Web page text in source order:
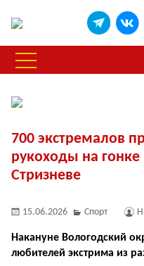
700 экстремалов
рукоходы на
Стризневе
15.06.2026 Спорт
Накануне Вологодский
любителей экстрима из